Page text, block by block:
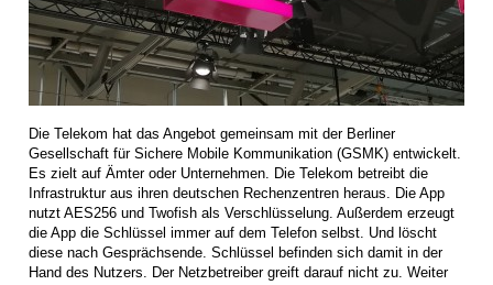
Die Telekom hat das Angebot gemeinsam mit der Berliner
Gesellschaft für Sichere Mobile Kommunikation (GSMK) entwickelt.
Es zielt auf Ämter oder Unternehmen. Die Telekom betreibt die
Infrastruktur aus ihren deutschen Rechenzentren heraus. Die App
nutzt AES256 und Twofish als Verschlüsselung. Außerdem erzeugt
die App die Schlüssel immer auf dem Telefon selbst. Und löscht
diese nach Gesprächsende. Schlüssel befinden sich damit in der
Hand des Nutzers. Der Netzbetreiber greift darauf nicht zu. Weiter